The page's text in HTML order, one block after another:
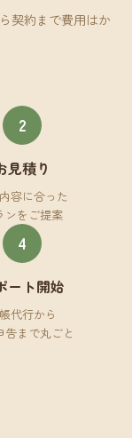
契約まで費用はか
2
見積り
容に合った
ンをご提案
4
ート開始
代行から
告まで丸ごと